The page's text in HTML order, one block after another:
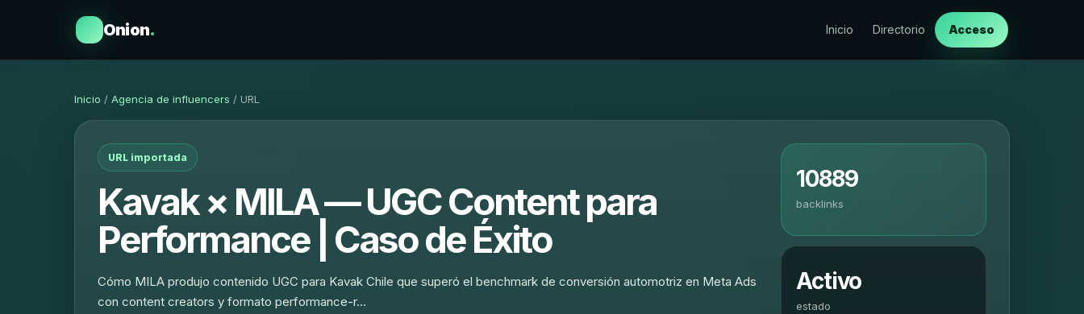
Onion. Inicio Directorio Acceso
Inicio / Agencia de influencers / URL
URL importada
Kavak × MILA — UGC Content para
Performance | Caso de Éxito
Cómo MILA produjo contenido UGC para Kavak Chile que superó el benchmark de conversión automotriz en Meta Ads
con content creators y formato performance-r…
10889
backlinks
Activo
estado